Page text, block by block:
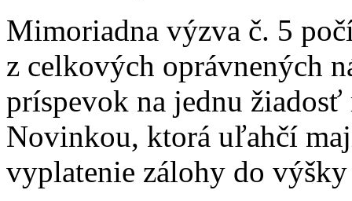
Mimoriadna výzva č. 5
z celkových oprávnených
príspevok na jednu
Novinkou, ktorá uľahčí
vyplatenie zálohy do